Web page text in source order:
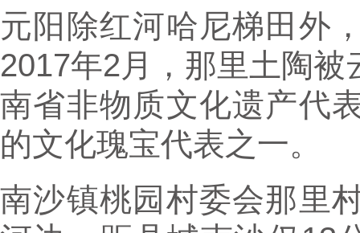
元阳除红河哈尼梯田外
2017年2月，那里土陶
南省非物质文化遗产代
的文化瑰宝代表之一。
南沙镇桃园村委会那里